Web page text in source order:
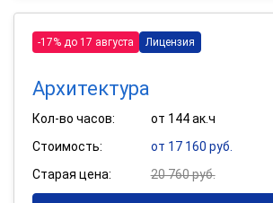
-17% до 17 августа Лицензия
Архитектура
Кол-во часов:
от 144 ак.ч
Стоимость:
от 17 160 руб.
Старая цена:
20 760 руб.